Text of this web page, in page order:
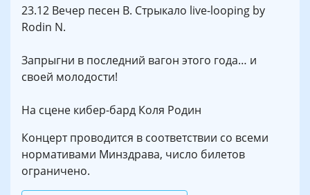
23.12 Вечер песен В. Стрыкало live-looping by
Rodin N.
Запрыгни в последний вагон этого года… и
своей молодости!
На сцене кибер-бард Коля Родин
Концерт проводится в соответствии со всеми
нормативами Минздрава, число билетов
ограничено.